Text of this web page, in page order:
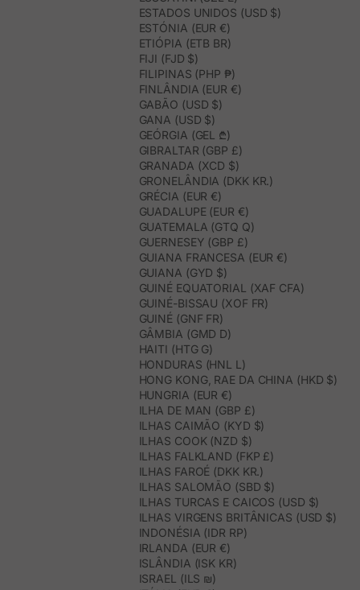
ESTADOS UNIDOS (USD $)
ESTÓNIA (EUR €)
ETIÓPIA (ETB BR)
FIJI (FJD $)
FILIPINAS (PHP ₱)
FINLÂNDIA (EUR €)
GABÃO (USD $)
GANA (USD $)
GEÓRGIA (GEL ₾)
GIBRALTAR (GBP £)
GRANADA (XCD $)
GRONELÂNDIA (DKK KR.)
GRÉCIA (EUR €)
GUADALUPE (EUR €)
GUATEMALA (GTQ Q)
GUERNESEY (GBP £)
GUIANA FRANCESA (EUR €)
GUIANA (GYD $)
GUINÉ EQUATORIAL (XAF CFA)
GUINÉ-BISSAU (XOF FR)
GUINÉ (GNF FR)
GÂMBIA (GMD D)
HAITI (HTG G)
HONDURAS (HNL L)
HONG KONG, RAE DA CHINA (HKD $)
HUNGRIA (EUR €)
ILHA DE MAN (GBP £)
ILHAS CAIMÃO (KYD $)
ILHAS COOK (NZD $)
ILHAS FALKLAND (FKP £)
ILHAS FAROÉ (DKK KR.)
ILHAS SALOMÃO (SBD $)
ILHAS TURCAS E CAICOS (USD $)
ILHAS VIRGENS BRITÂNICAS (USD $)
INDONÉSIA (IDR RP)
IRLANDA (EUR €)
ISLÂNDIA (ISK KR)
ISRAEL (ILS ₪)